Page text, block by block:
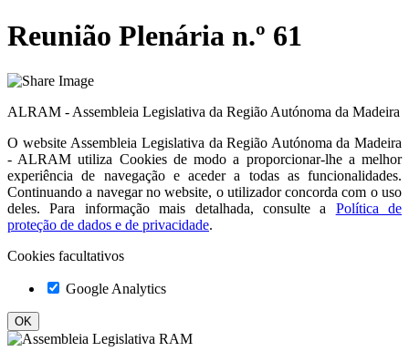
Reunião Plenária n.º 61
ALRAM - Assembleia Legislativa da Região Autónoma da Madeira
O website Assembleia Legislativa da Região Autónoma da Madeira
- ALRAM utiliza Cookies de modo a proporcionar-lhe a melhor
experiência de navegação e aceder a todas as funcionalidades.
Continuando a navegar no website, o utilizador concorda com o uso
deles. Para informação mais detalhada, consulte a
Política de
proteção de dados e de privacidade.
Cookies facultativos
Google Analytics